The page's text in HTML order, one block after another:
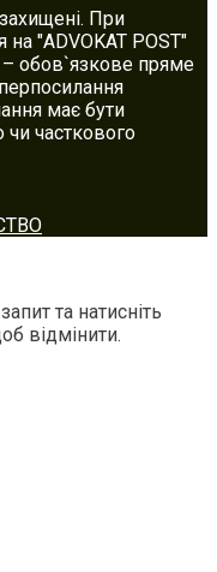
При
на "ADVOKAT POST"
обов`язкове пряме
має бути
часткового
та натисніть
відмінити.